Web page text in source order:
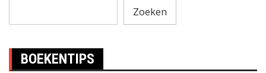
Zoeken
BOEKENTIPS